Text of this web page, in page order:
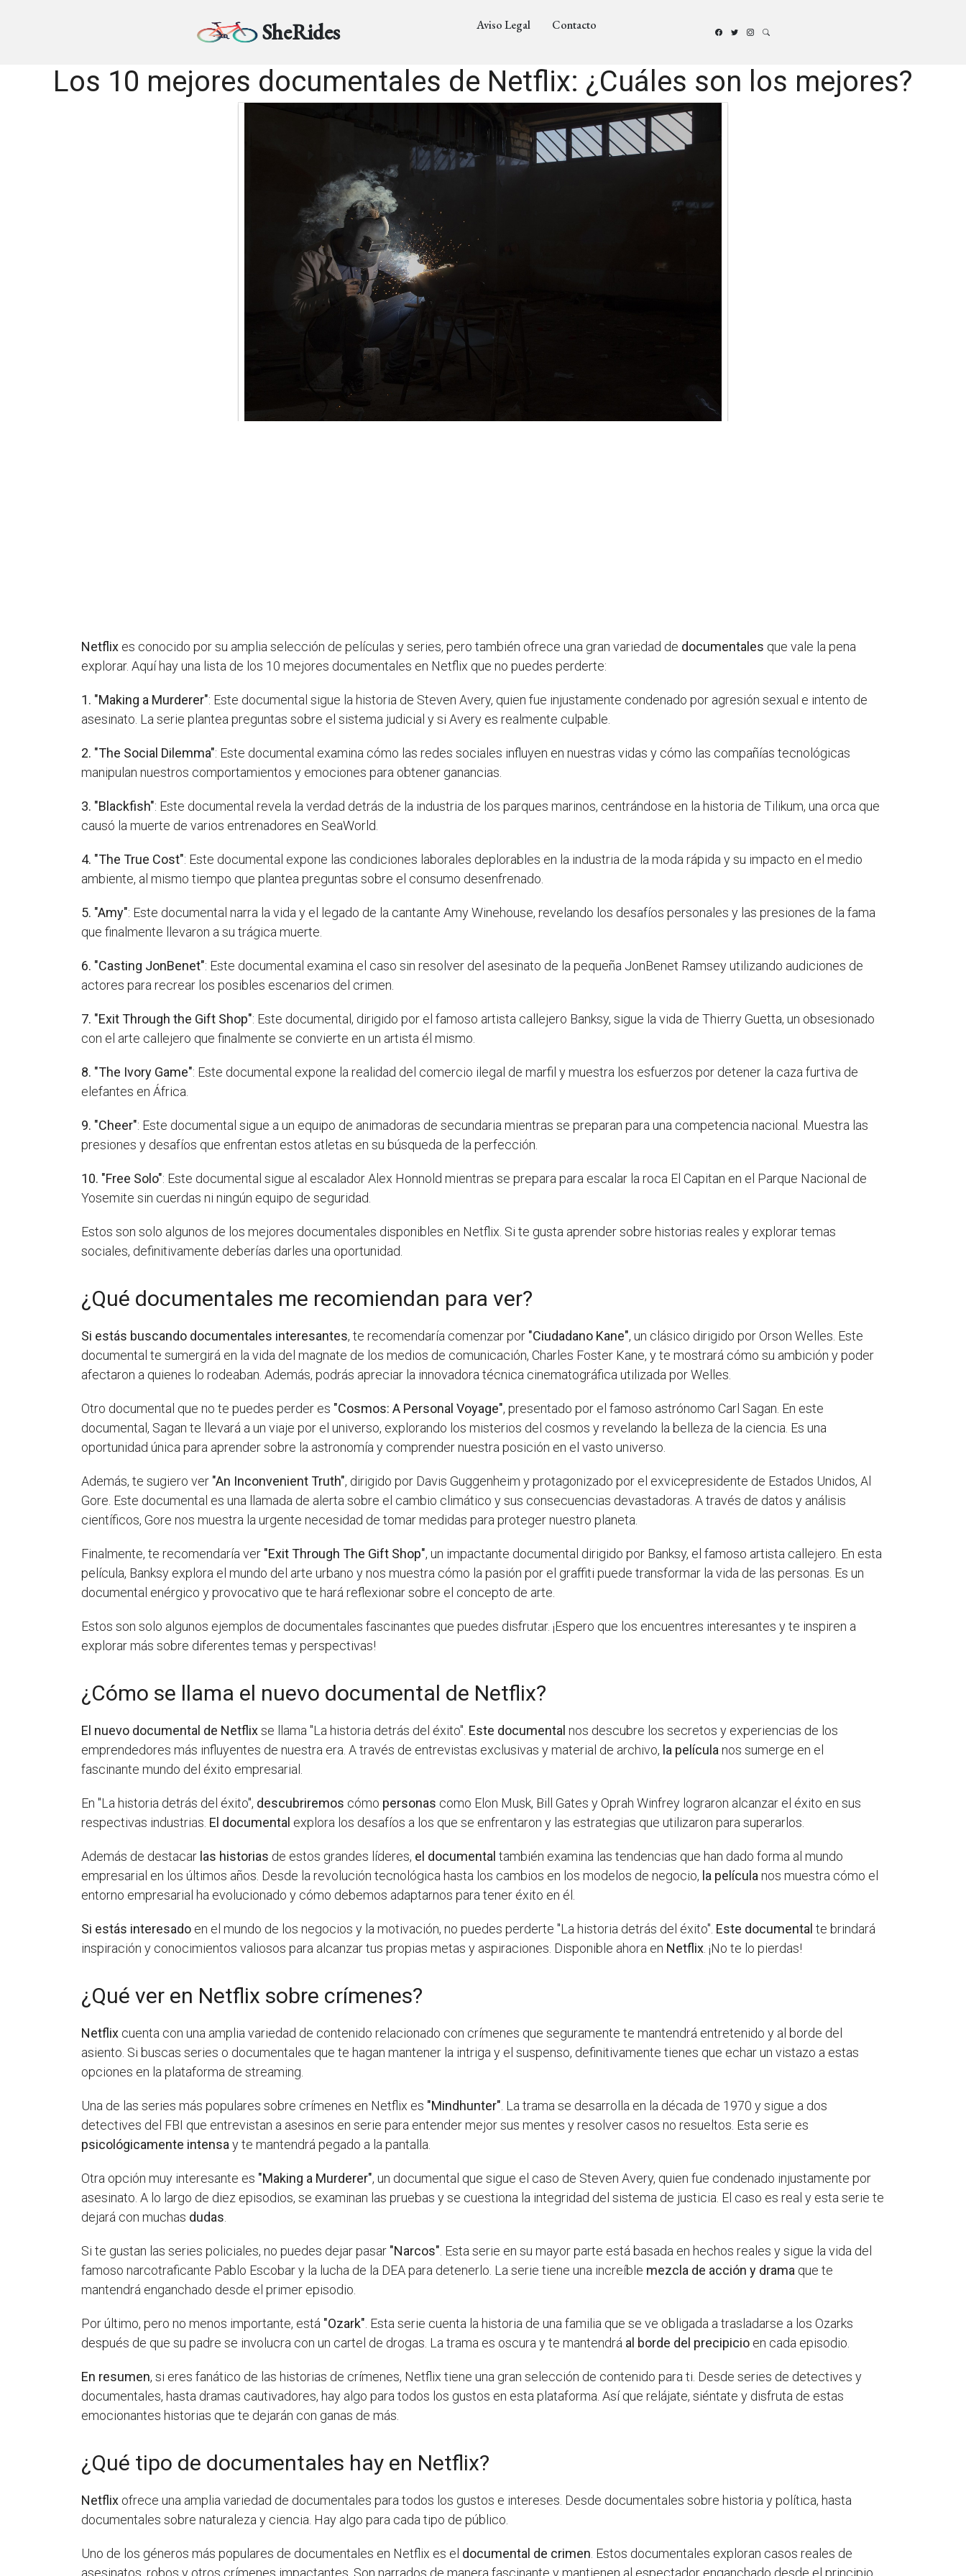
SheRides Aviso Legal Contacto
Los 10 mejores documentales de Netflix: ¿Cuáles son los mejores?
Netflix es conocido por su amplia selección de películas y series, pero también ofrece una gran variedad de documentales que vale la pena
explorar. Aquí hay una lista de los 10 mejores documentales en Netflix que no puedes perderte:
1. "Making a Murderer": Este documental sigue la historia de Steven Avery, quien fue injustamente condenado por agresión sexual e intento de
asesinato. La serie plantea preguntas sobre el sistema judicial y si Avery es realmente culpable.
2. "The Social Dilemma": Este documental examina cómo las redes sociales influyen en nuestras vidas y cómo las compañías tecnológicas
manipulan nuestros comportamientos y emociones para obtener ganancias.
3. "Blackfish": Este documental revela la verdad detrás de la industria de los parques marinos, centrándose en la historia de Tilikum, una orca que
causó la muerte de varios entrenadores en SeaWorld.
4. "The True Cost": Este documental expone las condiciones laborales deplorables en la industria de la moda rápida y su impacto en el medio
ambiente, al mismo tiempo que plantea preguntas sobre el consumo desenfrenado.
5. "Amy": Este documental narra la vida y el legado de la cantante Amy Winehouse, revelando los desafíos personales y las presiones de la fama
que finalmente llevaron a su trágica muerte.
6. "Casting JonBenet": Este documental examina el caso sin resolver del asesinato de la pequeña JonBenet Ramsey utilizando audiciones de
actores para recrear los posibles escenarios del crimen.
7. "Exit Through the Gift Shop": Este documental, dirigido por el famoso artista callejero Banksy, sigue la vida de Thierry Guetta, un obsesionado
con el arte callejero que finalmente se convierte en un artista él mismo.
8. "The Ivory Game": Este documental expone la realidad del comercio ilegal de marfil y muestra los esfuerzos por detener la caza furtiva de
elefantes en África.
9. "Cheer": Este documental sigue a un equipo de animadoras de secundaria mientras se preparan para una competencia nacional. Muestra las
presiones y desafíos que enfrentan estos atletas en su búsqueda de la perfección.
10. "Free Solo": Este documental sigue al escalador Alex Honnold mientras se prepara para escalar la roca El Capitan en el Parque Nacional de
Yosemite sin cuerdas ni ningún equipo de seguridad.
Estos son solo algunos de los mejores documentales disponibles en Netflix. Si te gusta aprender sobre historias reales y explorar temas
sociales, definitivamente deberías darles una oportunidad.
¿Qué documentales me recomiendan para ver?
Si estás buscando documentales interesantes, te recomendaría comenzar por "Ciudadano Kane", un clásico dirigido por Orson Welles. Este
documental te sumergirá en la vida del magnate de los medios de comunicación, Charles Foster Kane, y te mostrará cómo su ambición y poder
afectaron a quienes lo rodeaban. Además, podrás apreciar la innovadora técnica cinematográfica utilizada por Welles.
Otro documental que no te puedes perder es "Cosmos: A Personal Voyage", presentado por el famoso astrónomo Carl Sagan. En este
documental, Sagan te llevará a un viaje por el universo, explorando los misterios del cosmos y revelando la belleza de la ciencia. Es una
oportunidad única para aprender sobre la astronomía y comprender nuestra posición en el vasto universo.
Además, te sugiero ver "An Inconvenient Truth", dirigido por Davis Guggenheim y protagonizado por el exvicepresidente de Estados Unidos, Al
Gore. Este documental es una llamada de alerta sobre el cambio climático y sus consecuencias devastadoras. A través de datos y análisis
científicos, Gore nos muestra la urgente necesidad de tomar medidas para proteger nuestro planeta.
Finalmente, te recomendaría ver "Exit Through The Gift Shop", un impactante documental dirigido por Banksy, el famoso artista callejero. En esta
película, Banksy explora el mundo del arte urbano y nos muestra cómo la pasión por el graffiti puede transformar la vida de las personas. Es un
documental enérgico y provocativo que te hará reflexionar sobre el concepto de arte.
Estos son solo algunos ejemplos de documentales fascinantes que puedes disfrutar. ¡Espero que los encuentres interesantes y te inspiren a
explorar más sobre diferentes temas y perspectivas!
¿Cómo se llama el nuevo documental de Netflix?
El nuevo documental de Netflixse llama "La historia detrás del éxito". Este documental nos descubre los secretos y experiencias de los
emprendedores más influyentes de nuestra era. A través de entrevistas exclusivas y material de archivo, la película nos sumerge en el
fascinante mundo del éxito empresarial.
En "La historia detrás del éxito", descubriremos cómo personas como Elon Musk, Bill Gates y Oprah Winfrey lograron alcanzar el éxito en sus
respectivas industrias. El documental explora los desafíos a los que se enfrentaron y las estrategias que utilizaron para superarlos.
Además de destacar las historias de estos grandes líderes, el documental también examina las tendencias que han dado forma al mundo
empresarial en los últimos años. Desde la revolución tecnológica hasta los cambios en los modelos de negocio, la película nos muestra cómo el
entorno empresarial ha evolucionado y cómo debemos adaptarnos para tener éxito en él.
Si estás interesado en el mundo de los negocios y la motivación, no puedes perderte "La historia detrás del éxito". Este documental te brindará
inspiración y conocimientos valiosos para alcanzar tus propias metas y aspiraciones. Disponible ahora en Netflix . ¡No te lo pierdas!
¿Qué ver en Netflix sobre crímenes?
Netflix cuenta con una amplia variedad de contenido relacionado con crímenes que seguramente te mantendrá entretenido y al borde del
asiento. Si buscas series o documentales que te hagan mantener la intriga y el suspenso, definitivamente tienes que echar un vistazo a estas
opciones en la plataforma de streaming.
Una de las series más populares sobre crímenes en Netflix es "Mindhunter" . La trama se desarrolla en la década de 1970 y sigue a dos
detectives del FBI que entrevistan a asesinos en serie para entender mejor sus mentes y resolver casos no resueltos. Esta serie es
psicológicamente intensa y te mantendrá pegado a la pantalla.
Otra opción muy interesante es "Making a Murderer", un documental que sigue el caso de Steven Avery, quien fue condenado injustamente por
asesinato. A lo largo de diez episodios, se examinan las pruebas y se cuestiona la integridad del sistema de justicia. El caso es real y esta serie te
dejará con muchas dudas
Si te gustan las series policiales, no puedes dejar pasar "Narcos" . Esta serie en su mayor parte está basada en hechos reales y sigue la vida del
famoso narcotraficante Pablo Escobar y la lucha de la DEA para detenerlo. La serie tiene una increíble mezcla de acción y drama que te
mantendrá enganchado desde el primer episodio.
Por último, pero no menos importante, está "Ozark" . Esta serie cuenta la historia de una familia que se ve obligada a trasladarse a los Ozarks
después de que su padre se involucra con un cartel de drogas. La trama es oscura y te mantendrá al borde del precipicio en cada episodio.
En resumen, si eres fanático de las historias de crímenes, Netflix tiene una gran selección de contenido para ti. Desde series de detectives y
documentales, hasta dramas cautivadores, hay algo para todos los gustos en esta plataforma. Así que relájate, siéntate y disfruta de estas
emocionantes historias que te dejarán con ganas de más.
¿Qué tipo de documentales hay en Netflix?
Netflix ofrece una amplia variedad de documentales para todos los gustos e intereses. Desde documentales sobre historia y política, hasta
documentales sobre naturaleza y ciencia. Hay algo para cada tipo de público.
Uno de los géneros más populares de documentales en Netflix es el documental de crimen . Estos documentales exploran casos reales de
asesinatos, robos y otros crímenes impactantes. Son narrados de manera fascinante y mantienen al espectador enganchado desde el principio